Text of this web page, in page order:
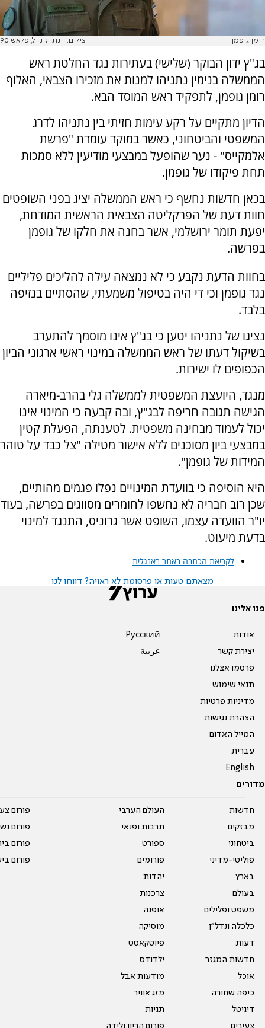
רומן גופמן צילום: יונתן זינדל, פלאש 90
בג"ץ ידון הבוקר (שלישי) בעתירות נגד החלטת ראש
הממשלה בנימין נתניהו למנות את מזכירו הצבאי, האלוף
רומן גופמן, לתפקיד ראש המוסד הבא.
הדיון מתקיים על רקע עימות חזיתי בין נתניהו לדרג
המשפטי והביטחוני, כאשר במוקד עומדת "פרשת
אלמקייס" - נער שהופעל במבצעי מודיעין ללא סמכות
תחת פיקודו של גופמן.
בכאן חדשות נחשף כי ראש הממשלה יציג בפני השופטים
חוות דעת של הפרקליטה הצבאית הראשית המודחת,
יפעת תומר ירושלמי, אשר בחנה את חלקו של גופמן
בפרשה.
בחוות הדעת נקבע כי לא נמצאה עילה להליכים פליליים
נגד גופמן וכי די היה בטיפול משמעתי, שהסתיים בנזיפה
בלבד.
נציגו של נתניהו יטען כי בג"ץ אינו מוסמך להתערב
בשיקול דעתו של ראש הממשלה במינוי ראשי ארגוני הביון
הכפופים לו ישירות.
מנגד, היועצת המשפטית לממשלה גלי בהרב-מיארה
הגישה תגובה חריפה לבג"ץ, ובה קבעה כי המינוי אינו
יכול לעמוד מבחינה משפטית. לטענתה, הפעלת קטין
במבצעי ביון מסוכנים ללא אישור מטילה "צל כבד על טוהר
המידות של גופמן".
היא הוסיפה כי בוועדת המינויים נפלו פגמים מהותיים,
שכן רוב חבריה לא נחשפו לחומרים מסווגים בפרשה, בעוד
יו"ר הוועדה עצמו, השופט אשר גרוניס, התנגד למינוי
בדעת מיעוט.
לקריאת הכתבה באתר באנגלית
מצאתם טעות או פרסומת לא ראויה? דווחו לנו
פנו אלינו
אודות
יצירת קשר
פרסמו אצלנו
תנאי שימוש
מדיניות פרטיות
הצהרת נגישות
המייל האדום
עברית
English
Pусский
عربية
מדורים
חדשות
מבזקים
ביטחוני
פוליטי-מדיני
בארץ
בעולם
משפט ופלילים
כלכלה ונדל"ן
דעות
חדשות המגזר
אוכל
כיפה שחורה
דיגיטל
צעירים
העולם הערבי
תרבות ופנאי
ספורט
פורומים
יהדות
צרכנות
אופנה
מוסיקה
פיוטקאסט
ילדודס
מודעות אבל
מזג אוויר
תגיות
פורום הריון ולידה
פורום
פורום
פורום
פורום